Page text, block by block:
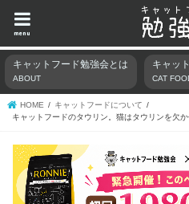
menu
キャットフード勉強会とは
ABOUT
キャッ
CAT
HOME
キャットフードについて
キャットフードのタウリン。猫はタウリンを欠